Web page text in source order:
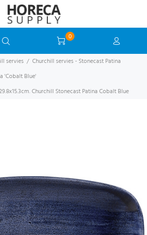
0
servies
Churchill servies - Stonecast Patina
'Cobalt Blue'
Churchill Stonecast Patina Cobalt Blue